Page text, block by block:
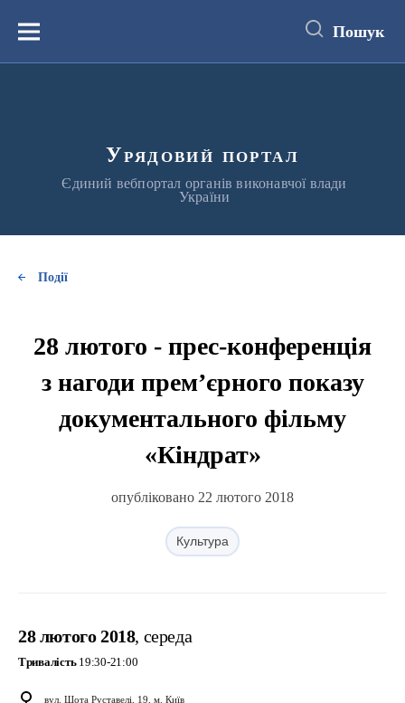
вмістуМеню Пошук
Урядовий портал
Єдиний вебпортал органів виконавчої влади
України
Події
28 лютого - прес-конференція
з нагоди прем’єрного показу
документального фільму
«Кіндрат»
опубліковано 22 лютого 2018
Культура
28 лютого 2018, середа
Тривалість19:30-21:00
вул. Шота Руставелі, 19, м. Київ